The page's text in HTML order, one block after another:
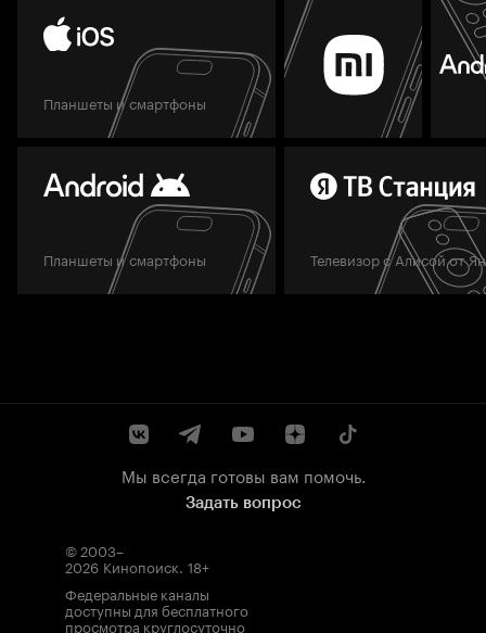
Планшеты и смартфоны
Планшеты и смартфоны Телевизор с Алисой от
Мы всегда готовы вам помочь.
Задать вопрос
© 2003–
2026 Кинопоиск. 18+
Федеральные каналы
доступны для бесплатного
просмотра круглосуточно